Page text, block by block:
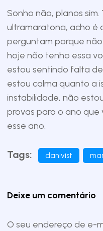
Sonho não, planos
ultramaratona, acho é
perguntam porque
hoje não tenho essa
estou sentindo falta
estou calma quanto a
instabilidade, não
provas paro o ano que
esse ano.
Tags: danivist
Deixe um comentário
O seu endereço de e-